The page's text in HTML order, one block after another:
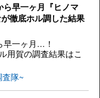
ら早一ヶ月『ヒノマ
徹底ホル調した結果
早一ヶ月…！
用賀の調査結果はこ
隊~